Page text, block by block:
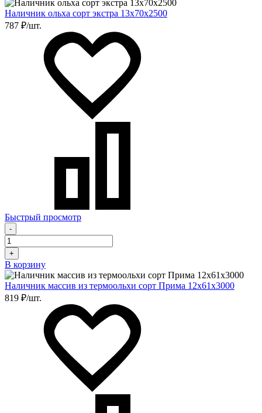
Наличник ольха сорт экстра 13х70х2500
787 ₽/шт.
Быстрый просмотр
-
+
В корзину
Наличник массив из термоольхи сорт Прима 12х61х3000
819 ₽/шт.